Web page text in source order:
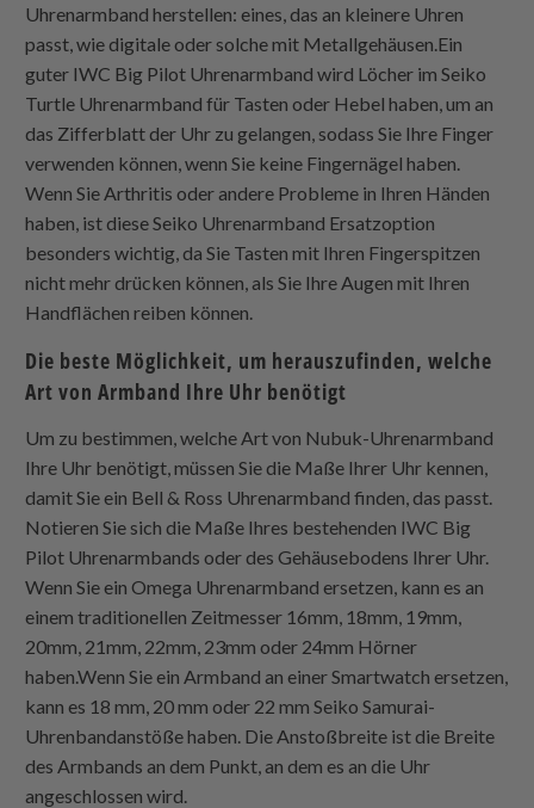
Uhrenarmband herstellen: eines, das an kleinere Uhren
passt, wie digitale oder solche mit Metallgehäusen.Ein
guter IWC Big Pilot Uhrenarmband wird Löcher im Seiko
Turtle Uhrenarmband für Tasten oder Hebel haben, um an
das Zifferblatt der Uhr zu gelangen, sodass Sie Ihre Finger
verwenden können, wenn Sie keine Fingernägel haben.
Wenn Sie Arthritis oder andere Probleme in Ihren Händen
haben, ist diese Seiko Uhrenarmband Ersatzoption
besonders wichtig, da Sie Tasten mit Ihren Fingerspitzen
nicht mehr drücken können, als Sie Ihre Augen mit Ihren
Handflächen reiben können.
Die beste Möglichkeit, um herauszufinden, welche
Art von Armband Ihre Uhr benötigt
Um zu bestimmen, welche Art von Nubuk-Uhrenarmband
Ihre Uhr benötigt, müssen Sie die Maße Ihrer Uhr kennen,
damit Sie ein Bell & Ross Uhrenarmband finden, das passt.
Notieren Sie sich die Maße Ihres bestehenden IWC Big
Pilot Uhrenarmbands oder des Gehäusebodens Ihrer Uhr.
Wenn Sie ein Omega Uhrenarmband ersetzen, kann es an
einem traditionellen Zeitmesser 16mm, 18mm, 19mm,
20mm, 21mm, 22mm, 23mm oder 24mm Hörner
haben.Wenn Sie ein Armband an einer Smartwatch ersetzen,
kann es 18 mm, 20 mm oder 22 mm Seiko Samurai-
Uhrenbandanstöße haben. Die Anstoßbreite ist die Breite
des Armbands an dem Punkt, an dem es an die Uhr
angeschlossen wird.